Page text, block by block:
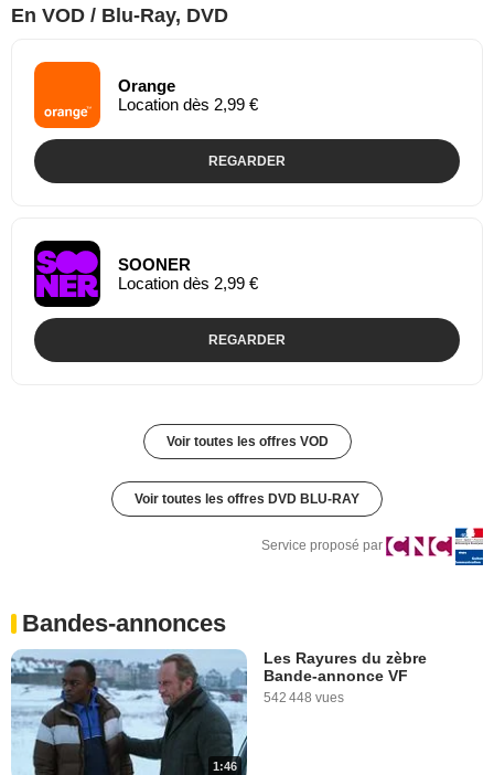
En VOD / Blu-Ray, DVD
Orange
Location dès 2,99 €
REGARDER
SOONER
Location dès 2,99 €
REGARDER
Voir toutes les offres VOD
Voir toutes les offres DVD BLU-RAY
Service proposé par
Bandes-annonces
1:46
Les Rayures du zèbre
Bande-annonce VF
542 448 vues